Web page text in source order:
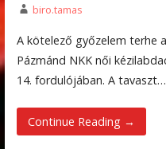
biro.tamas
A kötelező győzelem terhe
Pázmánd NKK női
14. fordulójában. A tavaszt…
Continue Reading →